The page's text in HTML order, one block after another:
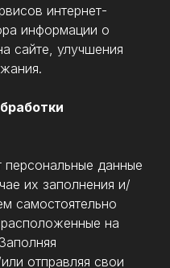
интернет-
информации о
сайте, улучшения
персональные данные
их заполнения и/
самостоятельно
на
отправляя свои